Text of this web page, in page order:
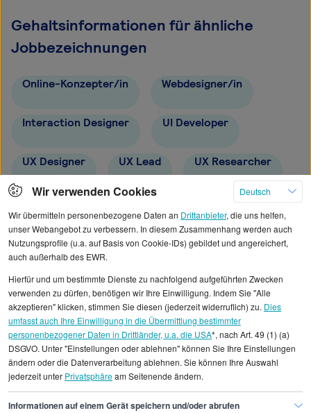
Gehaltsinformationen für ähnliche
Jobbezeichnungen
Online-Konzepter/in Webdesigner/in
Interaction Designer UI Developer
UX Designer UX Lead UX Researcher
Lead UX Designer Junior UX Designer
Alle angezeigten Gehaltsdaten beruhen auf
statistischen Erhebungen durch StepStone. Es sind
Durchschnittswerte und die Angaben können nicht
einzelnen Stellenangeboten zugeordnet werden.
Gehaltsinformationen IT UIUX Designer
Wir verwenden Cookies
Deutsch
Wir übermitteln personenbezogene Daten an Drittanbieter, die uns helfen,
unser Webangebot zu verbessern. In diesem Zusammenhang werden auch
Nutzungsprofile (u.a. auf Basis von Cookie-IDs) gebildet und angereichert,
auch außerhalb des EWR.
Hierfür und um bestimmte Dienste zu nachfolgend aufgeführten Zwecken
verwenden zu dürfen, benötigen wir Ihre Einwilligung. Indem Sie "Alle
akzeptieren" klicken, stimmen Sie diesen (jederzeit widerruflich) zu. Dies
umfasst auch Ihre Einwilligung in die Übermittlung bestimmter
personenbezogener Daten in Drittländer, u.a. die USA*, nach Art. 49 (1) (a)
DSGVO. Unter "Einstellungen oder ablehnen" können Sie Ihre Einstellungen
ändern oder die Datenverarbeitung ablehnen. Sie können Ihre Auswahl
jederzeit unter Privatsphäream Seitenende ändern.
Informationen auf einem Gerät speichern und/oder abrufen